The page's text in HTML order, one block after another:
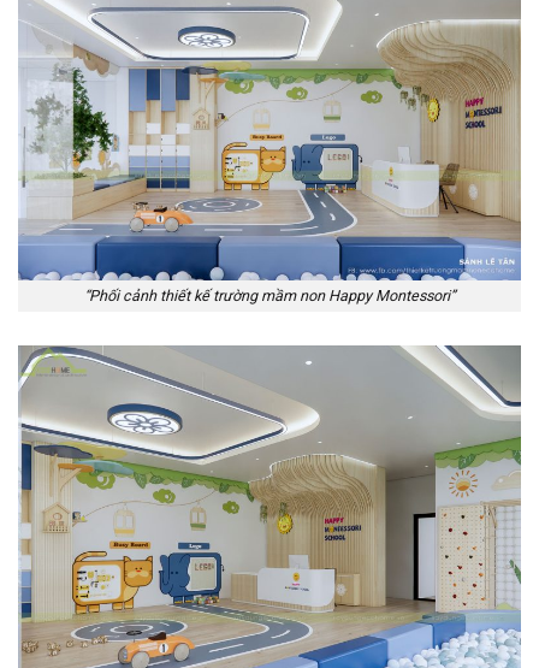
“Phối cảnh thiết kế trường mầm non Happy Montessori”